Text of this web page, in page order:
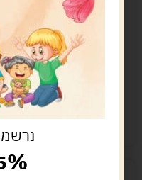
כובע ברנש
8.00 ש"ח
הוספה לסל
5%